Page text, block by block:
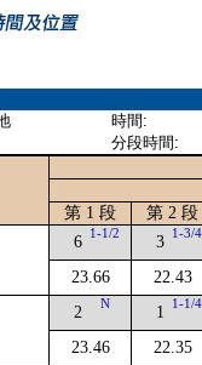
時間:
分段時間:
第 1 段
第 2 段
6 1-1/2
23.66
3 1-3/4
22.43
2 N
23.46
1 1-1/4
22.35